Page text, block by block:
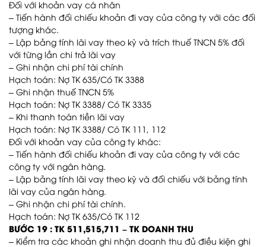
Đối với khoản vay cá nhân
– Tiến hành đối chiếu khoản đi vay của công ty với các đối
tượng khác.
– Lập bảng tính lãi vay theo kỳ và trích thuế TNCN 5% đối
với từng lần chi trả lãi vay
– Ghi nhận chi phí tài chính
Hạch toán: Nợ TK 635/Có TK 3388
– Ghi nhận thuế TNCN 5%
Hạch toán: Nợ TK 3388/ Có TK 3335
– Khi thanh toán tiền lãi vay
Hạch toán: Nợ TK 3388/ Có TK 111, 112
Đối với khoản vay của công ty khác:
– Tiến hành đối chiếu khoản đi vay của công ty với các
công ty với ngân hàng.
– Lập bảng tính lãi vay theo kỳ và đối chiếu với bảng tính
lãi vay của ngân hàng.
– Ghi nhận chi phí tài chính.
Hạch toán: Nợ TK 635/Có TK 112
BƯỚC 19 : TK 511,515,711 – TK DOANH THU
– Kiểm tra các khoản ghi nhận doanh thu đủ điều kiện ghi